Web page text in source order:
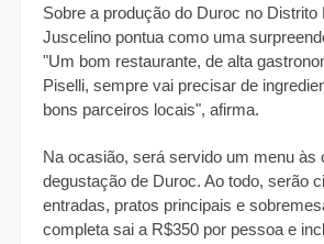
Sobre a produção do Duroc no Distrito
Juscelino pontua como uma
"Um bom restaurante, de alta
Piselli, sempre vai precisar de
bons parceiros locais", afirma.
Na ocasião, será servido um menu às
degustação de Duroc. Ao todo, serão
entradas, pratos principais e
completa sai a R$350 por pessoa e